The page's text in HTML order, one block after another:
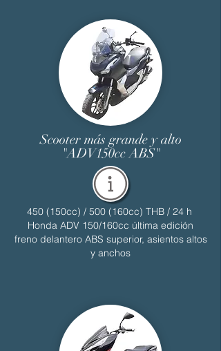
Scooter más grande y alto
"ADV150cc ABS"
450 (150cc) / 500 (160cc) THB / 24 h
Honda ADV 150/160cc última edición
freno delantero ABS superior, asientos altos
y anchos